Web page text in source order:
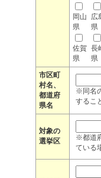
岡山
県
広
県
佐賀
県
長
県
市区町
村名、
都道府
県名
※同名
するこ
対象の
選挙区
※都道
ている